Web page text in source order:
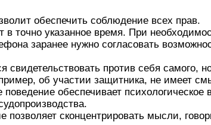
обеспечить соблюдение всех прав.
в точно указанное время. При
заранее нужно согласовать
свидетельствовать против себя самого,
об участии защитника, не имеет
обеспечивает психологическое
позволяет сконцентрировать мысли,